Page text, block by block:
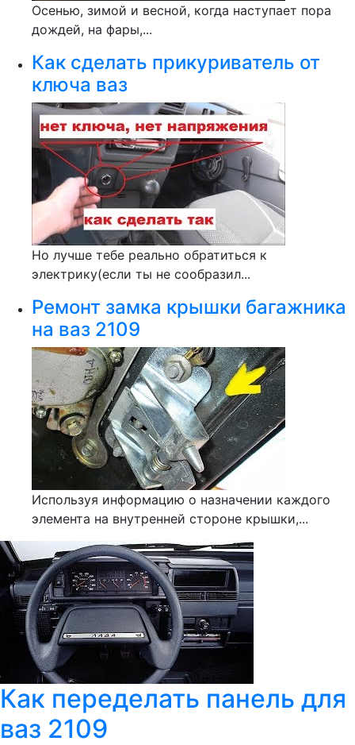
Осенью, зимой и весной, когда наступает пора
дождей, на фары,...
Как сделать прикуриватель от
ключа ваз
Но лучше тебе реально обратиться к
электрику(если ты не сообразил...
Ремонт замка крышки багажника
на ваз 2109
Используя информацию о назначении каждого
элемента на внутренней стороне крышки,...
Как переделать панель для
ваз 2109